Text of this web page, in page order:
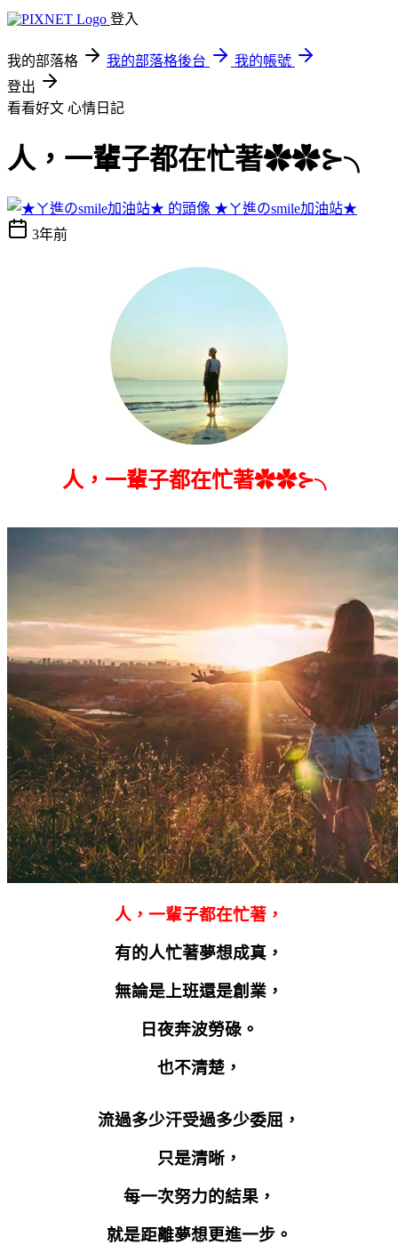
登入
我的部落格 我的部落格後台
我的帳號
登出
看看好文 心情日記
人，一輩子都在忙著✿✿⊱╮
★ㄚ進のsmile加油站★
3年前
人，一輩子都在忙著✿✿⊱╮
人，一輩子都在忙著，
有的人忙著夢想成真，
無論是上班還是創業，
日夜奔波勞碌。
也不清楚，
流過多少汗受過多少委屈，
只是清晰，
每一次努力的結果，
就是距離夢想更進一步。